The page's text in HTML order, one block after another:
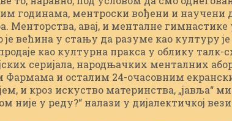
годинама, ментроски вођени и
Менторства, авај, и менталне
је већина у стању да разуме као културу
продаје као културна пракса у облику
серијала, народњачких менталних
Фармама и осталим 24-очасовним
и кроз искуство материнства, „јавља“
није у реду?“ налази у дијалектичкој